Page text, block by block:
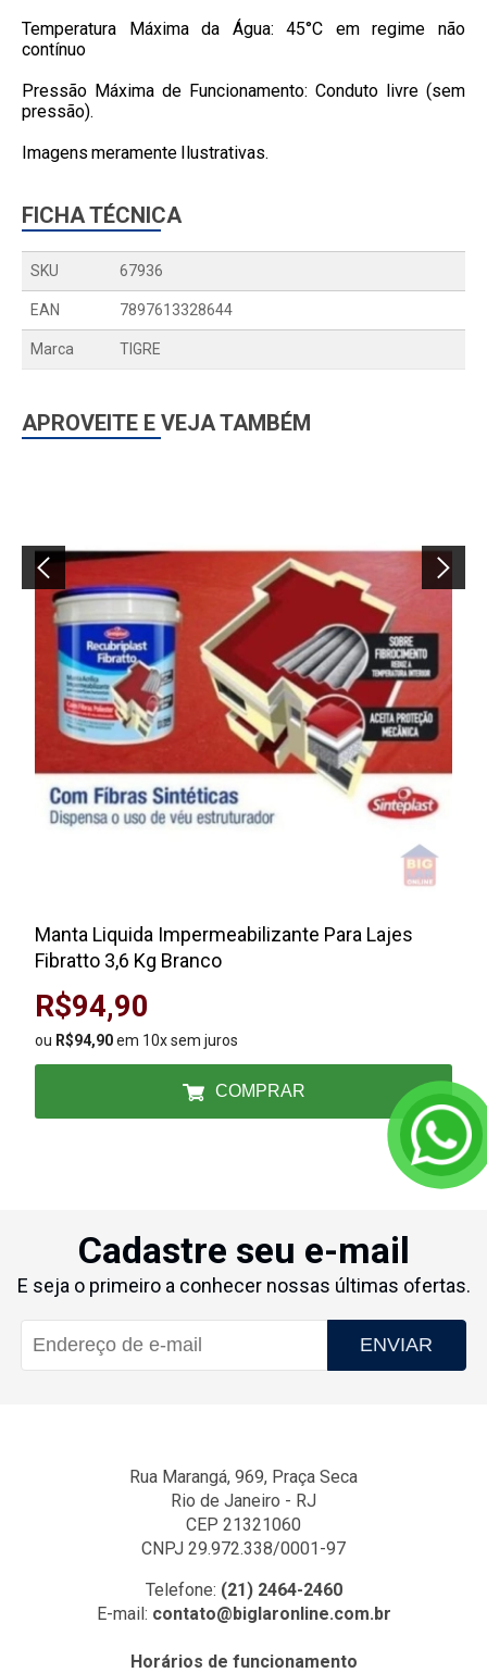
Temperatura Máxima da Água: 45°C em regime não
contínuo
Pressão Máxima de Funcionamento: Conduto livre (sem
pressão).
Imagens meramente Ilustrativas.
FICHA TÉCNICA
SKU 67936
EAN 7897613328644
Marca TIGRE
APROVEITE E VEJA TAMBÉM
Manta Liquida Impermeabilizante Para Lajes
Fibratto 3,6 Kg Branco
R$94,90
ou R$94,90em 10x sem juros
COMPRAR
Cadastre seu e-mail
E seja o primeiro a conhecer nossas últimas ofertas.
ENVIAR
Rua Marangá, 969, Praça Seca
Rio de Janeiro - RJ
CEP 21321060
CNPJ 29.972.338/0001-97
Telefone: (21) 2464-2460
E-mail: contato@biglaronline.com.br
Horários de funcionamento